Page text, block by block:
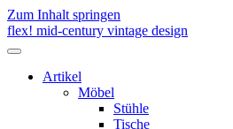
Zum Inhalt springen
flex! mid-century vintage design
Menü
umschalten
Artikel
Möbel
Stühle
Tische